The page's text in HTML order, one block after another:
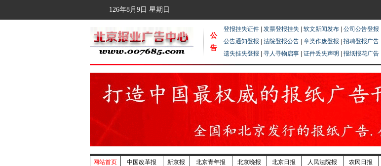
126年8月9日 星期日
公
告
登报挂失证件 发票登报挂失 软文新闻发布 公司公告登报
公告通知登报
法院登报公告 章类作废登报 招聘登报广告
遗失挂失登报
寻人寻物启事 证件丢失声明 报纸报花广告
网站首页 中国改革报 新京报 北京青年报 北京晚报 北京日报 人民法院报 农民日报